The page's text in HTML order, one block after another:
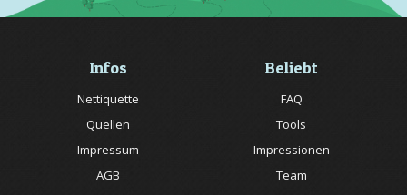
Infos
Nettiquette
Quellen
Impressum
AGB
Beliebt
FAQ
Tools
Impressionen
Team